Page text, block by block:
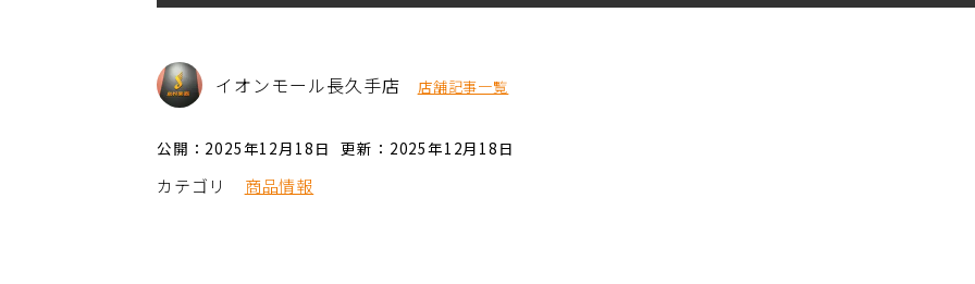
イオンモール長久手店 店舗記事一覧
公開：2025年12月18日 更新：2025年12月18日
カテゴリ 商品情報